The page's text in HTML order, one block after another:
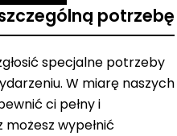
potrzebę
specjalne potrzeby
W miarę naszych
ci pełny i
wypełnić